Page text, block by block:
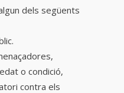
dels següents
o condició,
contra els